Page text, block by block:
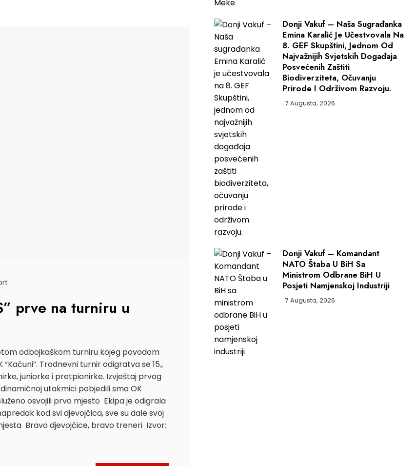
prve na turniru u
odbojkaškom turniru kojeg povodom
Trodnevni turnir odigratva se 15.,
juniorke i pretpionirke. Izvještaj prvog
utakmici pobjedili smo OK
osvojili prvo mjesto Ekipa je odigrala
kod svi djevojčica, sve su dale svoj
Bravo djevojčice, bravo treneri Izvor:
Donji Vakuf – Naša Sugrađanka
Emina Karalić Je Učestvovala Na
8. GEF Skupštini, Jednom Od
Najvažnijih Svjetskih Događaja
Posvećenih Zaštiti
Biodiverziteta, Očuvanju
Prirode I Održivom Razvoju.
7 Augusta, 2026
Donji Vakuf – Komandant
NATO Štaba U BiH Sa
Ministrom Odbrane BiH U
Posjeti Namjenskoj Industriji
7 Augusta, 2026